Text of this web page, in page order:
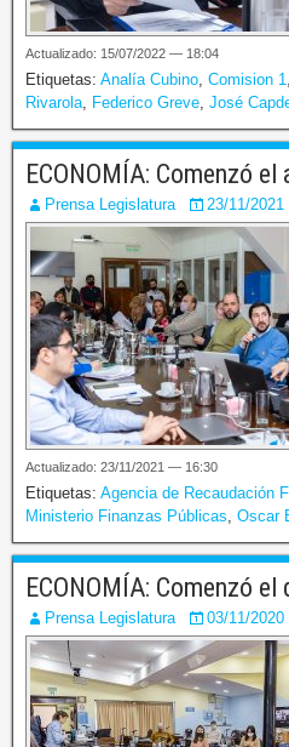
Actualizado: 15/07/2022 — 18:04
Etiquetas: Analía Cubino, Comision 1,
Rivarola, Federico Greve, José
ECONOMÍA: Comenzó
Prensa Legislatura 23/11/2021
Actualizado: 23/11/2021 — 16:30
Etiquetas: Agencia de Recaudación
Ministerio Finanzas Públicas, Oscar
ECONOMÍA: Comenzó
Prensa Legislatura 03/11/2020